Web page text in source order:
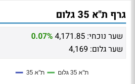
גרף ת"א 35 גלום
שער נוכחי: 4,171.85
0.07%
שער גלום: 4,169